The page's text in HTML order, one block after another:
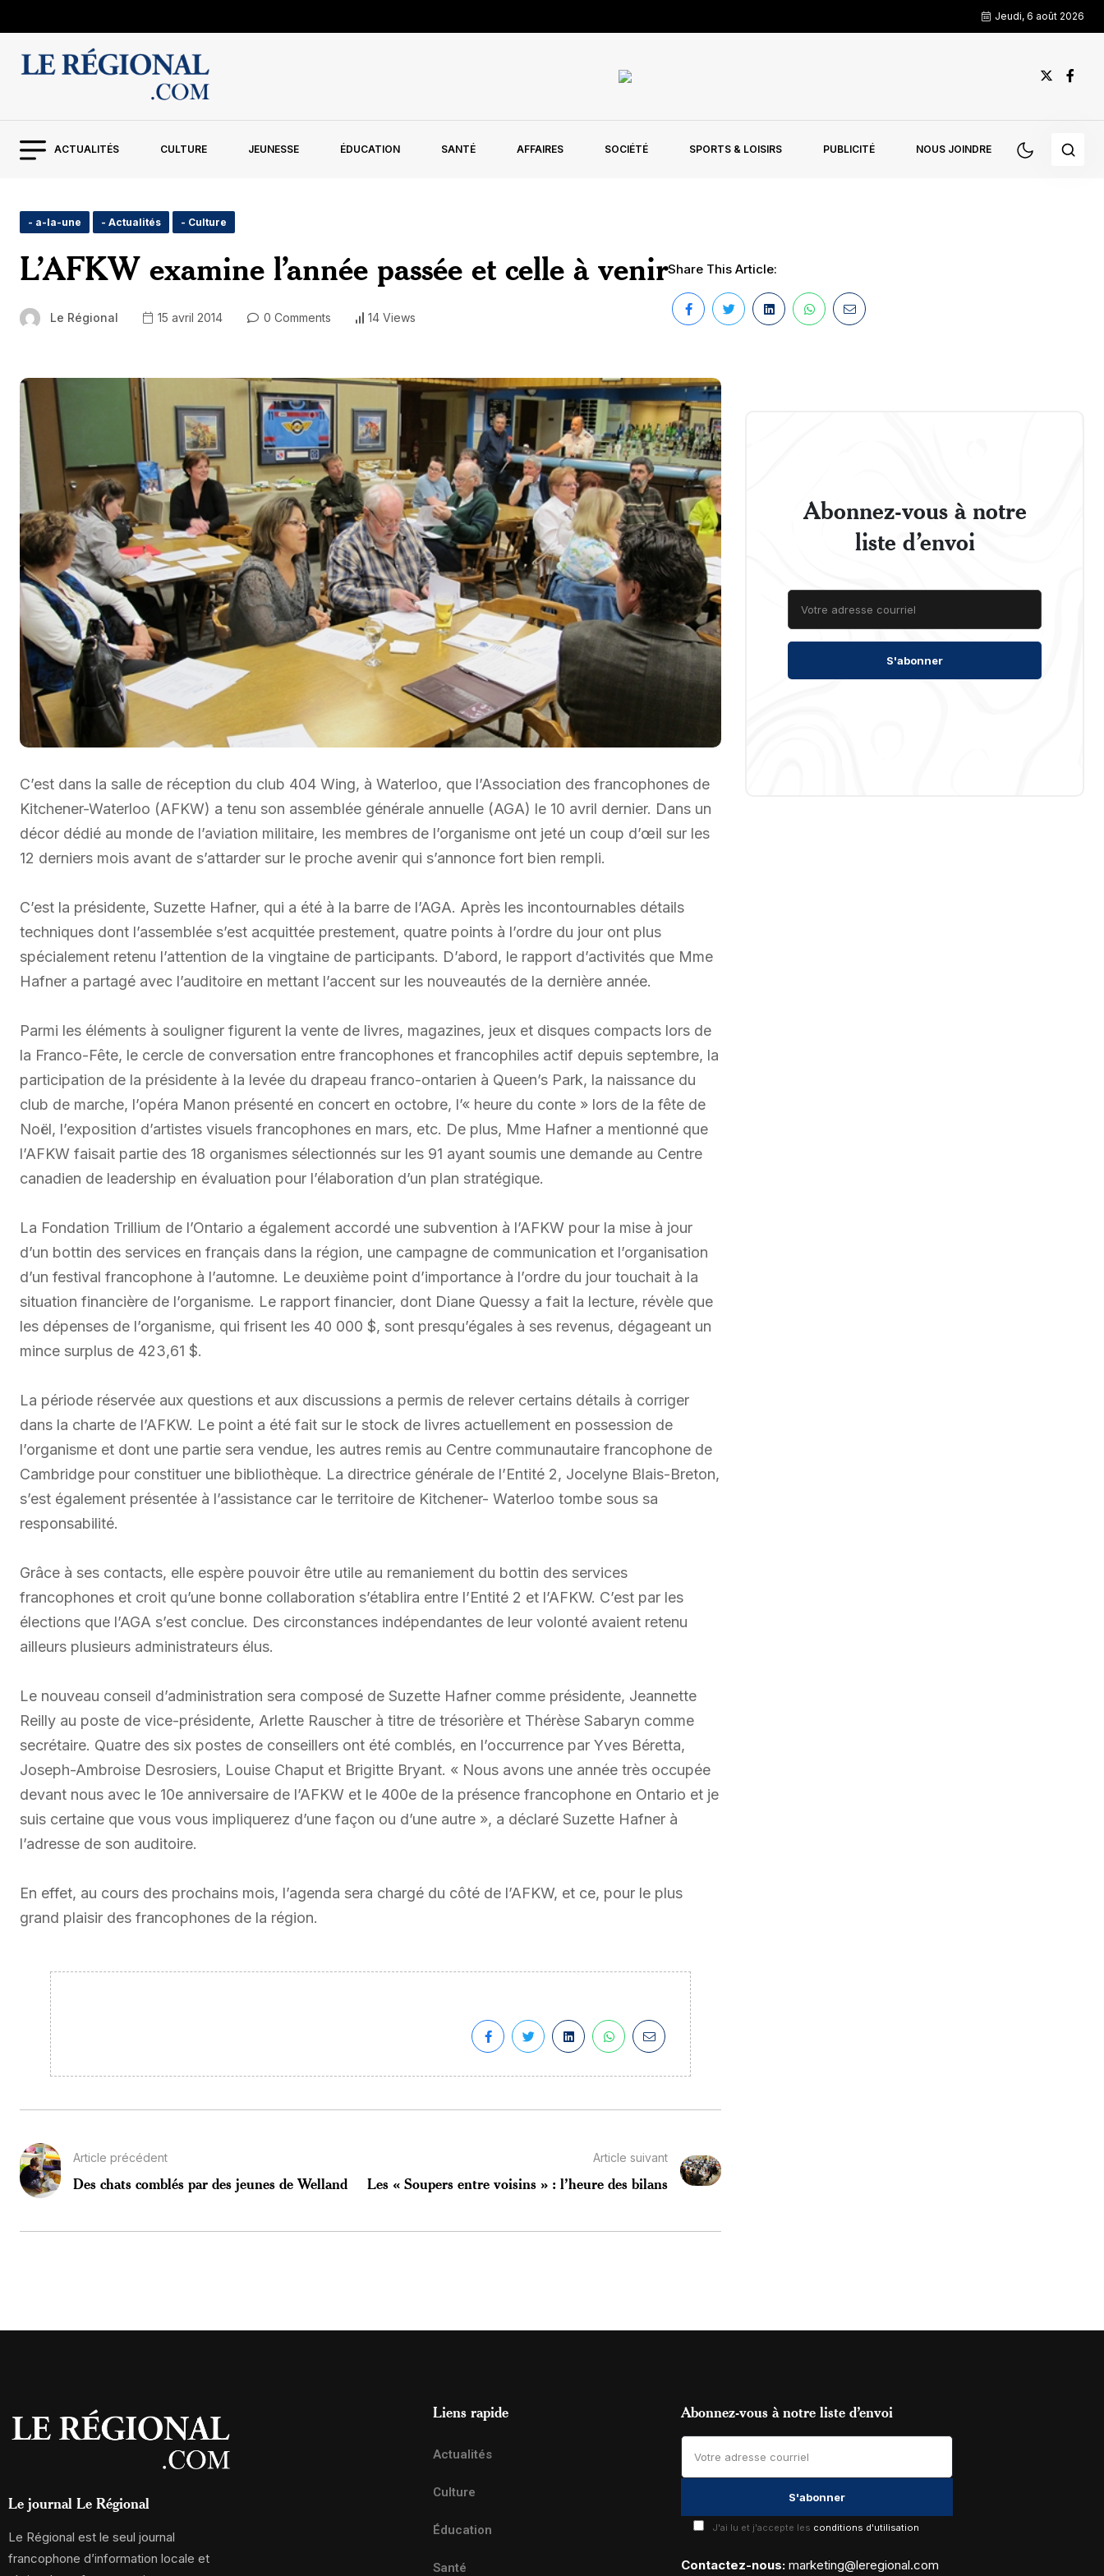
Jeudi, 6 août 2026
ACTUALITÉS CULTURE JEUNESSE ÉDUCATION SANTÉ AFFAIRES SOCIÉTÉ SPORTS & LOISIRS PUBLICITÉ NOUS JOINDRE
- a-la-une - Actualités - Culture
L’AFKW examine l’année passée et celle à venir
Le Régional 15 avril 2014 0 Comments 14 Views
Share This Article:
C’est dans la salle de réception du club 404 Wing, à Waterloo, que l’Association des francophones de
Kitchener-Waterloo (AFKW) a tenu son assemblée générale annuelle (AGA) le 10 avril dernier. Dans un
décor dédié au monde de l’aviation militaire, les membres de l’organisme ont jeté un coup d’œil sur les
12 derniers mois avant de s’attarder sur le proche avenir qui s’annonce fort bien rempli.
C’est la présidente, Suzette Hafner, qui a été à la barre de l’AGA. Après les incontournables détails
techniques dont l’assemblée s’est acquittée prestement, quatre points à l’ordre du jour ont plus
spécialement retenu l’attention de la vingtaine de participants. D’abord, le rapport d’activités que Mme
Hafner a partagé avec l’auditoire en mettant l’accent sur les nouveautés de la dernière année.
Parmi les éléments à souligner figurent la vente de livres, magazines, jeux et disques compacts lors de
la Franco-Fête, le cercle de conversation entre francophones et francophiles actif depuis septembre, la
participation de la présidente à la levée du drapeau franco-ontarien à Queen’s Park, la naissance du
club de marche, l’opéra Manon présenté en concert en octobre, l’« heure du conte » lors de la fête de
Noël, l’exposition d’artistes visuels francophones en mars, etc. De plus, Mme Hafner a mentionné que
l’AFKW faisait partie des 18 organismes sélectionnés sur les 91 ayant soumis une demande au Centre
canadien de leadership en évaluation pour l’élaboration d’un plan stratégique.
La Fondation Trillium de l’Ontario a également accordé une subvention à l’AFKW pour la mise à jour
d’un bottin des services en français dans la région, une campagne de communication et l’organisation
d’un festival francophone à l’automne. Le deuxième point d’importance à l’ordre du jour touchait à la
situation financière de l’organisme. Le rapport financier, dont Diane Quessy a fait la lecture, révèle que
les dépenses de l’organisme, qui frisent les 40 000 $, sont presqu’égales à ses revenus, dégageant un
mince surplus de 423,61 $.
La période réservée aux questions et aux discussions a permis de relever certains détails à corriger
dans la charte de l’AFKW. Le point a été fait sur le stock de livres actuellement en possession de
l’organisme et dont une partie sera vendue, les autres remis au Centre communautaire francophone de
Cambridge pour constituer une bibliothèque. La directrice générale de l’Entité 2, Jocelyne Blais-Breton,
s’est également présentée à l’assistance car le territoire de Kitchener- Waterloo tombe sous sa
responsabilité.
Grâce à ses contacts, elle espère pouvoir être utile au remaniement du bottin des services
francophones et croit qu’une bonne collaboration s’établira entre l’Entité 2 et l’AFKW. C’est par les
élections que l’AGA s’est conclue. Des circonstances indépendantes de leur volonté avaient retenu
ailleurs plusieurs administrateurs élus.
Le nouveau conseil d’administration sera composé de Suzette Hafner comme présidente, Jeannette
Reilly au poste de vice-présidente, Arlette Rauscher à titre de trésorière et Thérèse Sabaryn comme
secrétaire. Quatre des six postes de conseillers ont été comblés, en l’occurrence par Yves Béretta,
Joseph-Ambroise Desrosiers, Louise Chaput et Brigitte Bryant. « Nous avons une année très occupée
devant nous avec le 10e anniversaire de l’AFKW et le 400e de la présence francophone en Ontario et je
suis certaine que vous vous impliquerez d’une façon ou d’une autre », a déclaré Suzette Hafner à
l’adresse de son auditoire.
En effet, au cours des prochains mois, l’agenda sera chargé du côté de l’AFKW, et ce, pour le plus
grand plaisir des francophones de la région.
Article précédent
Des chats comblés par des jeunes de Welland
Article suivant
Les « Soupers entre voisins » : l’heure des bilans
Abonnez-vous à notre
liste d’envoi
Le journal Le Régional
Le Régional est le seul journal
francophone d’information locale et
Liens rapide
Actualités
Culture
Éducation
Santé
Abonnez-vous à notre liste d’envoi
J'ai lu et j'accepte les conditions d'utilisation
Contactez-nous: marketing@leregional.com